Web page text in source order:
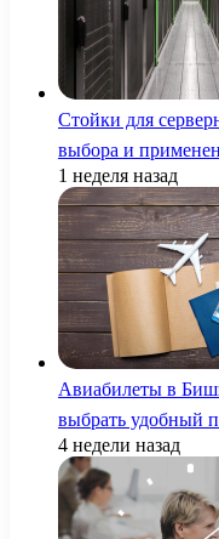
Стойки для
выбора и
1 неделя назад
Авиабилеты в
выбрать удобный
4 недели назад